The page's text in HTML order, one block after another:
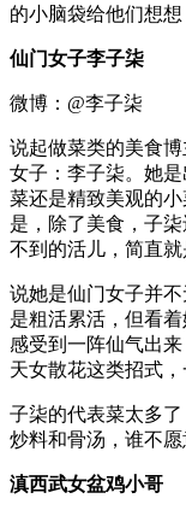
的小脑袋给他们想
仙门女子李子柒
微博：@李子柒
说起做菜类的美食
女子：李子柒。她
菜还是精致美观的
是，除了美食，子
不到的活儿，简直就
说她是仙门女子并
是粗活累活，但看
感受到一阵仙气出
天女散花这类招式
子柒的代表菜太多
炒料和骨汤，谁不愿
滇西武女盆鸡小哥